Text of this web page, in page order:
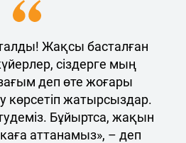
Жақсы басталған
сіздерге мың
деп өте жоғары
көрсетіп жатырсыздар.
Бұйыртса, жақын
аттанамыз», – деп